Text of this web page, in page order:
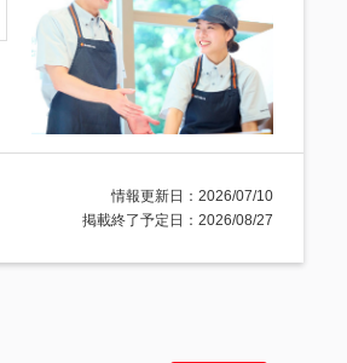
情報更新日：2026/07/10
掲載終了予定日：2026/08/27